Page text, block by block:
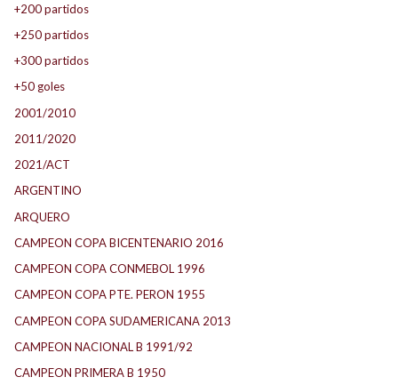
+200 partidos
+250 partidos
+300 partidos
+50 goles
2001/2010
2011/2020
2021/ACT
ARGENTINO
ARQUERO
CAMPEON COPA BICENTENARIO 2016
CAMPEON COPA CONMEBOL 1996
CAMPEON COPA PTE. PERON 1955
CAMPEON COPA SUDAMERICANA 2013
CAMPEON NACIONAL B 1991/92
CAMPEON PRIMERA B 1950